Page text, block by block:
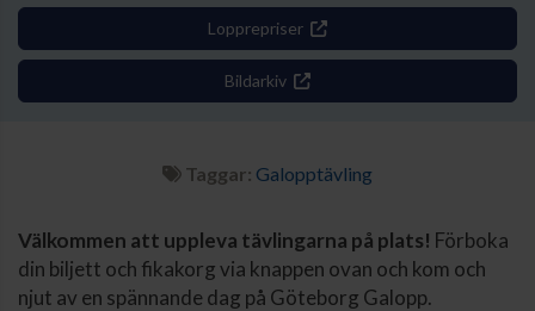
Lopprepriser
Bildarkiv
Taggar: Galopptävling
Välkommen att uppleva tävlingarna på plats! Förboka
din biljett och fikakorg via knappen ovan och kom och
njut av en spännande dag på Göteborg Galopp.